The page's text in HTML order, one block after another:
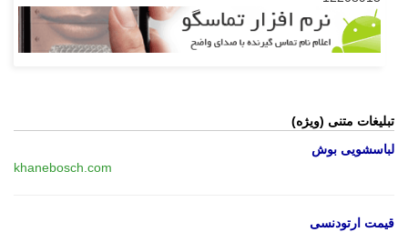
تبلیغات متنی (ویژه)
لباسشویی بوش
khanebosch.com
قیمت ارتودنسی